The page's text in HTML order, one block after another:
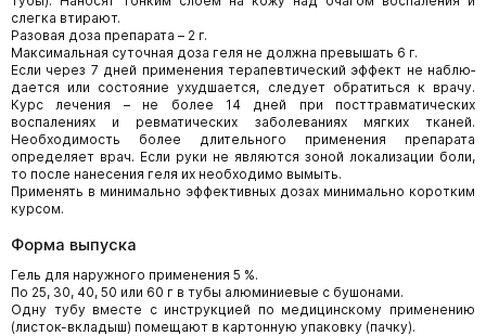
слегка втирают.
Разовая доза препарата – 2 г.
Максимальная суточная доза геля не должна превышать 6 г.
Если через 7 дней применения терапевтический эффект не наблю­
дается или состояние ухудшается, следует обратиться к врачу.
Курс лечения – не более 14 дней при посттравматических
воспалениях и ревматических заболеваниях мягких тканей.
Необходимость более длительного применения препарата
определяет врач. Если руки не являются зоной локализации боли,
то после нанесе­ния геля их необходимо вымыть.
Применять в минимально эффективных дозах минимально коротким
курсом.
Форма выпуска
Гель для наружного применения 5 %.
По 25, 30, 40, 50 или 60 г в тубы алюминиевые с бушонами.
Одну тубу вместе с инструкцией по медицинскому применению
(листок-вкладыш) помещают в картонную упаковку (пачку).